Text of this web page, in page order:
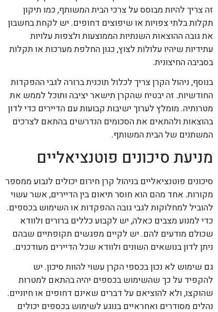
זה צריך להיות מבוסס על צרכי הבית המשותף, כמו תיקון
תקלות בלתי צפויות או שיפוצים דחופים. יש לקחת בחשבון
את גובה ההוצאות השנתיות הממוצעות ולצפות עלויות
עתידיות שיהיו עלולות לצוץ, כגון החלפת מערכות או תקלות
בסביבה החיצונית.
בנוסף, ניהול הקרן צריך לכלול תוכנית ברורה לגבי ההפקדות
החודשיות. זה יבטיח שהקרן תישאר יציבה ותוכל לממש את
מטרותיה. מומלץ לערוך ישיבות קבועות עם הדיירים כדי לדון
בהוצאות ולהתאים את הסכומים הנדרשים בהתאם לצרכים
המשתנים של הבית המשותף.
מניעת סיכונים פוטנציאליים
סיכונים פוטנציאליים בניהול קרן חירום יכולים לנבוע ממספר
מקורות. אחד מהם הוא חוסר תיאום בין הדיירים, אשר עשוי
להוביל למחלוקות לגבי גובה ההפקדות או השימוש בכספים.
כדי למנוע מצבים כאלה, יש לקבוע כללים ברורים ולוודא
שכולם מודעים להם. יש לקיים מפגשים תקופתיים שבהם
ניתן לדון בנושאים השונים ולוודא שכל הדיירים מעודכנים.
גם שימוש לא נכון בכספי הקרן עשוי להוות סיכון. יש
להקפיד על כך שהשימוש בכספים יהיה בהתאם למטרות
שהוקצו, ולא להוציאם על דברים שאינם דחופים או חיוניים.
נהלים מסודרים ואחראיים בנוגע לשימוש בכספים יכולים